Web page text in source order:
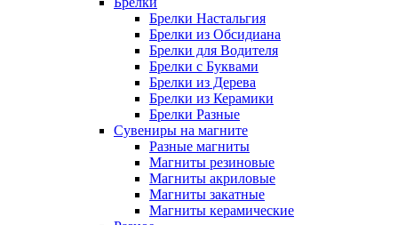
Брелки Настальгия
Брелки из Обсидиана
Брелки для Водителя
Брелки с Буквами
Брелки из Дерева
Брелки из Керамики
Брелки Разные
Сувениры на магните
Разные магниты
Магниты резиновые
Магниты акриловые
Магниты закатные
Магниты керамические